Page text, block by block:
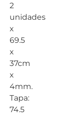
2
unidades
x
69.5
x
37cm
x
4mm.
Tapa:
74.5